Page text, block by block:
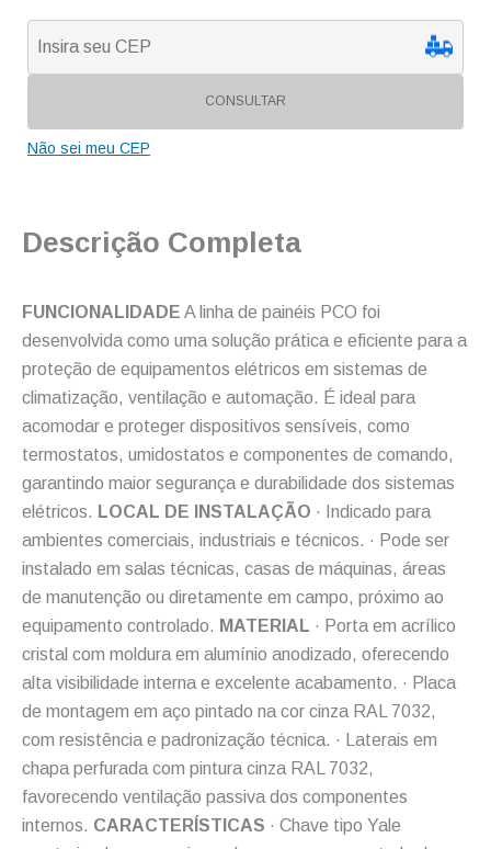
CONSULTAR
Não sei meu CEP
Descrição Completa
FUNCIONALIDADE A linha de painéis PCO foi
desenvolvida como uma solução prática e eficiente para a
proteção de equipamentos elétricos em sistemas de
climatização, ventilação e automação. É ideal para
acomodar e proteger dispositivos sensíveis, como
termostatos, umidostatos e componentes de comando,
garantindo maior segurança e durabilidade dos sistemas
elétricos. LOCAL DE INSTALAÇÃO · Indicado para
ambientes comerciais, industriais e técnicos. · Pode ser
instalado em salas técnicas, casas de máquinas, áreas
de manutenção ou diretamente em campo, próximo ao
equipamento controlado. MATERIAL · Porta em acrílico
cristal com moldura em alumínio anodizado, oferecendo
alta visibilidade interna e excelente acabamento. · Placa
de montagem em aço pintado na cor cinza RAL 7032,
com resistência e padronização técnica. · Laterais em
chapa perfurada com pintura cinza RAL 7032,
favorecendo ventilação passiva dos componentes
internos. CARACTERÍSTICAS · Chave tipo Yale